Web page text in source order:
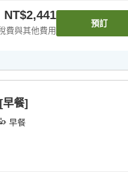
NT$2,441
費與其他費用
預訂
餐]
早餐